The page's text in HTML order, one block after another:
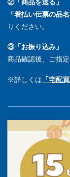
②「商品を送る」
「着払い伝票の品名
りください。
③「お振り込み」
商品確認後、ご指
※詳しくは 「宅配